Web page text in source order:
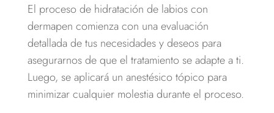
El proceso de hidratación de labios con
dermapen comienza con una evaluación
detallada de tus necesidades y deseos para
asegurarnos de que el tratamiento se adapte a ti.
Luego, se aplicará un anestésico tópico para
minimizar cualquier molestia durante el proceso.